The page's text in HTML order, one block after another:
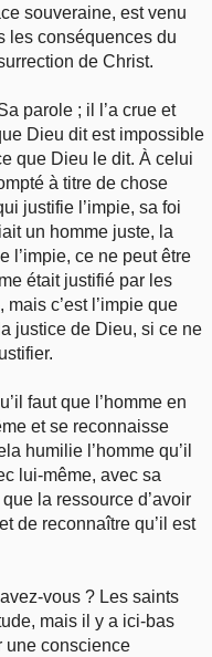
souveraine, est venu
les conséquences du
de Christ.
parole ; il l’a crue et
Dieu dit est impossible
que Dieu le dit. À celui
à titre de chose
justifie l’impie, sa foi
un homme juste, la
l’impie, ce ne peut être
était justifié par les
c’est l’impie que
justice de Dieu, si ce ne
faut que l’homme en
et se reconnaisse
humilie l’homme qu’il
lui-même, avec sa
la ressource d’avoir
de reconnaître qu’il est
vous ? Les saints
mais il y a ici-bas
une conscience